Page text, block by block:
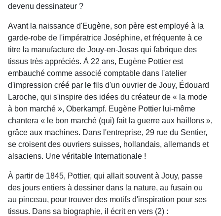
devenu dessinateur ?
Avant la naissance d'Eugène, son père est employé à la
garde-robe de l'impératrice Joséphine, et fréquente à ce
titre la manufacture de Jouy-en-Josas qui fabrique des
tissus très appréciés. À 22 ans, Eugène Pottier est
embauché comme associé comptable dans l'atelier
d'impression créé par le fils d'un ouvrier de Jouy, Édouard
Laroche, qui s'inspire des idées du créateur de « la mode
à bon marché », Oberkampf. Eugène Pottier lui-même
chantera « le bon marché (qui) fait la guerre aux haillons »,
grâce aux machines. Dans l'entreprise, 29 rue du Sentier,
se croisent des ouvriers suisses, hollandais, allemands et
alsaciens. Une véritable Internationale !
À partir de 1845, Pottier, qui allait souvent à Jouy, passe
des jours entiers à dessiner dans la nature, au fusain ou
au pinceau, pour trouver des motifs d'inspiration pour ses
tissus. Dans sa biographie, il écrit en vers (2) :